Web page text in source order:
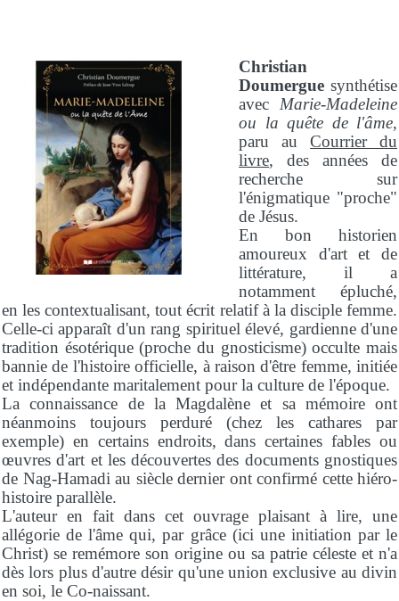
Christian
Doumergue synthétise
avec Marie-Madeleine
ou la quête de l'âme,
paru auCourrier du
livre, des années de
recherche sur
l'énigmatique "proche"
de Jésus.
En bon historien
amoureux d'art et de
littérature, il a
notamment épluché,
en les contextualisant, tout écrit relatif à la disciple femme.
Celle-ci apparaît d'un rang spirituel élevé, gardienne d'une
tradition ésotérique (proche du gnosticisme) occulte mais
bannie de l'histoire officielle, à raison d'être femme, initiée
et indépendante maritalement pour la culture de l'époque.
La connaissance de la Magdalène et sa mémoire ont
néanmoins toujours perduré (chez les cathares par
exemple) en certains endroits, dans certaines fables ou
œuvres d'art et les découvertes des documents gnostiques
de Nag-Hamadi au siècle dernier ont confirmé cette hiéro-
histoire parallèle.
L'auteur en fait dans cet ouvrage plaisant à lire, une
allégorie de l'âme qui, par grâce (ici une initiation par le
Christ) se remémore son origine ou sa patrie céleste et n'a
dès lors plus d'autre désir qu'une union exclusive au divin
en soi, le Co-naissant.